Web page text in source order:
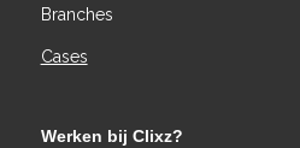
Branches
Cases
Werken bij Clixz?